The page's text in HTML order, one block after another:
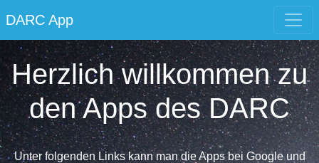
DARC App
Herzlich willkommen zu
den Apps des DARC
Unter folgenden Links kann man die Apps bei Google und